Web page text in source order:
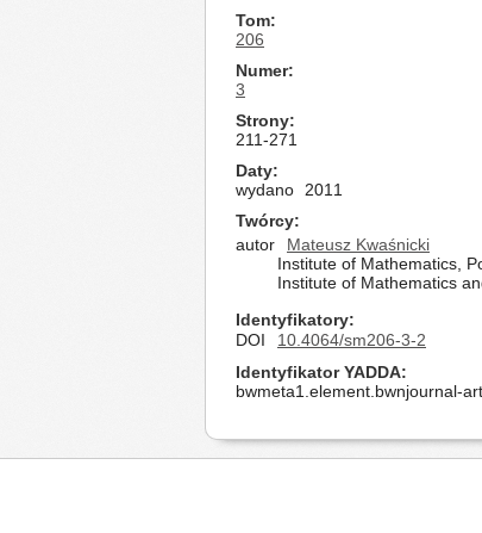
Tom
206
Numer
3
Strony
211-271
Daty
wydano
2011
Twórcy
autor
Mateusz Kwaśnicki
Institute of Mathematics,
Institute of Mathematics
Identyfikatory
DOI
10.4064/sm206-3-2
Identyfikator YADDA
bwmeta1.element.bwnjournal-